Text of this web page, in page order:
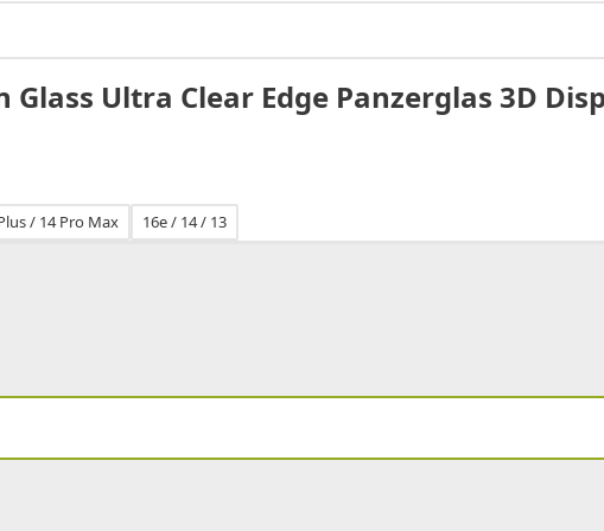
Ultra Clear Edge Panzerglas 3D
/ 14 Pro Max 16e / 14 / 13